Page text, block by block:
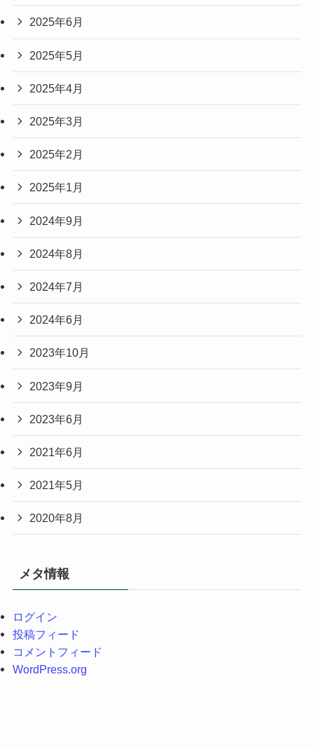
2025年6月
2025年5月
2025年4月
2025年3月
2025年2月
2025年1月
2024年9月
2024年8月
2024年7月
2024年6月
2023年10月
2023年9月
2023年6月
2021年6月
2021年5月
2020年8月
メタ情報
ログイン
投稿フィード
コメントフィード
WordPress.org